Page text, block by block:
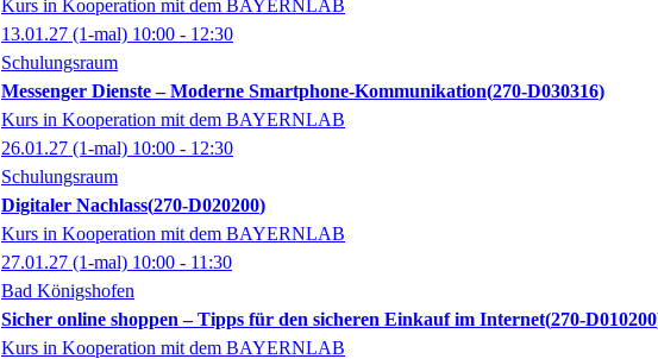
Kurs in Kooperation mit dem BAYERNLAB
13.01.27 (1-mal) 10:00 - 12:30
Schulungsraum
Messenger Dienste – Moderne Smartphone-Kommunikation 270-D030316
Kurs in Kooperation mit dem BAYERNLAB
26.01.27 (1-mal) 10:00 - 12:30
Schulungsraum
Digitaler Nachlass 270-D020200
Kurs in Kooperation mit dem BAYERNLAB
27.01.27 (1-mal) 10:00 - 11:30
Bad Königshofen
Sicher online shoppen – Tipps für den sicheren Einkauf im Internet 270-D010200
Kurs in Kooperation mit dem BAYERNLAB